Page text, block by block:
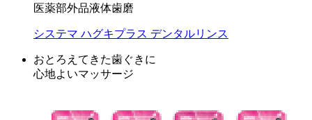
医薬部外品液体歯磨
システマ ハグキプラス デンタルリンス
おとろえてきた歯ぐきに
心地よいマッサージ